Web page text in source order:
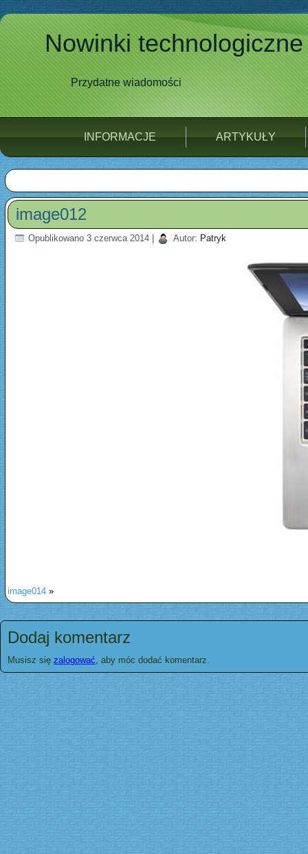
Nowinki technologiczne
Przydatne wiadomości
INFORMACJE ARTYKUŁY
image012
Opublikowano 3 czerwca 2014 Autor: Patryk
image014 »
Dodaj komentarz
Musisz się zalogować, aby móc dodać komentarz.